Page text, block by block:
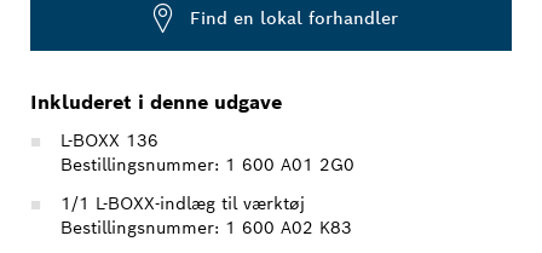
Find en lokal forhandler
Inkluderet i denne udgave
L-BOXX 136
Bestillingsnummer: 1 600 A01 2G0
1/1 L-BOXX-indlæg til værktøj
Bestillingsnummer: 1 600 A02 K83